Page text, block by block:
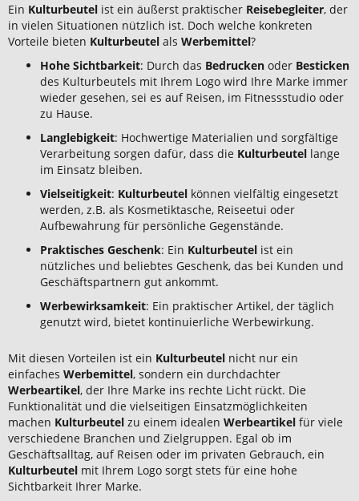
Ein Kulturbeutel ist ein äußerst praktischer Reisebegleiter, der
in vielen Situationen nützlich ist. Doch welche konkreten
Vorteile bieten Kulturbeutel als Werbemittel?
Hohe Sichtbarkeit: Durch das Bedrucken oder Besticken
des Kulturbeutels mit Ihrem Logo wird Ihre Marke immer
wieder gesehen, sei es auf Reisen, im Fitnessstudio oder
zu Hause.
Langlebigkeit: Hochwertige Materialien und sorgfältige
Verarbeitung sorgen dafür, dass die Kulturbeutel lange
im Einsatz bleiben.
Vielseitigkeit: Kulturbeutel können vielfältig eingesetzt
werden, z.B. als Kosmetiktasche, Reiseetui oder
Aufbewahrung für persönliche Gegenstände.
Praktisches Geschenk: Ein Kulturbeutel ist ein
nützliches und beliebtes Geschenk, das bei Kunden und
Geschäftspartnern gut ankommt.
Werbewirksamkeit: Ein praktischer Artikel, der täglich
genutzt wird, bietet kontinuierliche Werbewirkung.
Mit diesen Vorteilen ist ein Kulturbeutel nicht nur ein
einfaches Werbemittel, sondern ein durchdachter
Werbeartikel, der Ihre Marke ins rechte Licht rückt. Die
Funktionalität und die vielseitigen Einsatzmöglichkeiten
machen Kulturbeutel zu einem idealen Werbeartikel für viele
verschiedene Branchen und Zielgruppen. Egal ob im
Geschäftsalltag, auf Reisen oder im privaten Gebrauch, ein
Kulturbeutel mit Ihrem Logo sorgt stets für eine hohe
Sichtbarkeit Ihrer Marke.